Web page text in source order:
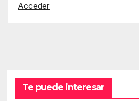
Acceder
Te puede interesar